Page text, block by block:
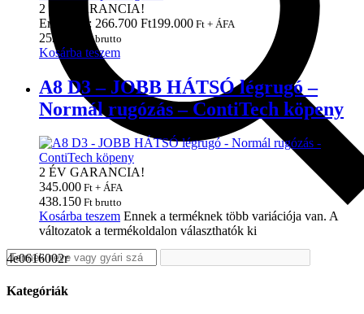
2 ÉV GARANCIA!
Eredeti ár: 266.700 Ft199.000 Ft + ÁFA
252.730 Ft brutto
Kosárba teszem
A8 D3 – JOBB HÁTSÓ légrugó –
Normál rugózás – ContiTech köpeny
2 ÉV GARANCIA!
345.000 Ft + ÁFA
438.150 Ft brutto
Kosárba teszem Ennek a terméknek több variációja van. A
változatok a termékoldalon választhatók ki
4e0616002r
Kategóriák